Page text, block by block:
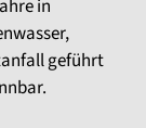
in
geführt